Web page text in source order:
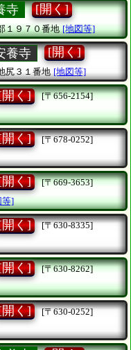
寺 [開く]
１９７０番地 [地図等]
養寺 [開く]
尻３１番地 [地図等]
く]
[〒656-2154]
く]
[〒678-0252]
く]
[〒669-3653]
等]
く]
[〒630-8335]
く]
[〒630-8262]
く]
[〒630-0252]